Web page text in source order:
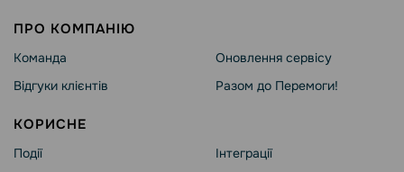
ПРО КОМПАНІЮ
Команда
Відгуки клієнтів
Оновлення сервісу
Разом до Перемоги!
КОРИСНЕ
Події
Інтеграції